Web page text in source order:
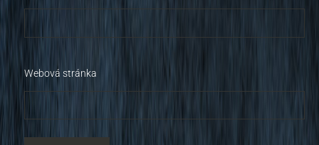
Webová stránka